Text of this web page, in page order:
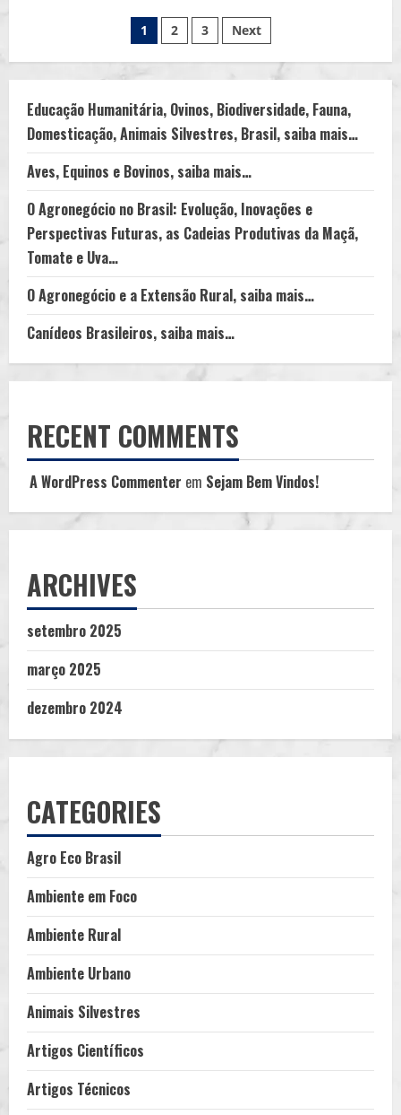
Domésticos,
Silvestres
Exóticos
Papagaios,
Periquitos,
Pombos-
correios,
Camelos,
Dromedários,
Golfinhos,
Orcas…
Paginação
de
posts
1 2 3 Next
Educação Humanitária, Ovinos, Biodiversidade, Fauna,
Domesticação, Animais Silvestres, Brasil, saiba mais…
Aves, Equinos e Bovinos, saiba mais…
O Agronegócio no Brasil: Evolução, Inovações e
Perspectivas Futuras, as Cadeias Produtivas da Maçã,
Tomate e Uva…
O Agronegócio e a Extensão Rural, saiba mais…
Canídeos Brasileiros, saiba mais…
RECENT COMMENTS
A WordPress Commenter em Sejam Bem Vindos!
ARCHIVES
setembro 2025
março 2025
dezembro 2024
CATEGORIES
Agro Eco Brasil
Ambiente em Foco
Ambiente Rural
Ambiente Urbano
Animais Silvestres
Artigos Científicos
Artigos Técnicos